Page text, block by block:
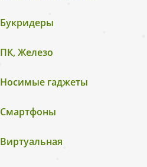
Букридеры
ПК, Железо
Носимые гаджеты
Смартфоны
Виртуальная